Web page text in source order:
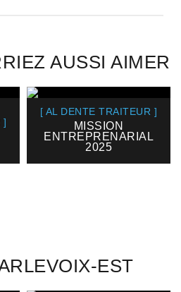
AUSSI AIMER
]
[ AL DENTE TRAITEUR ]
MISSION
ENTREPRENARIAL
2025
EST